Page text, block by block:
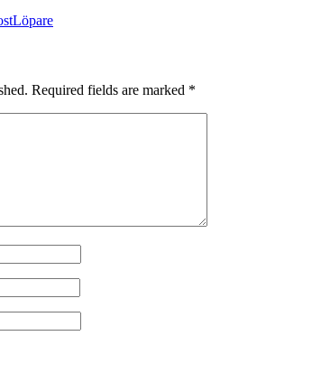
Löpare
Required fields are marked *